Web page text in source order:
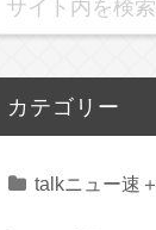
カテゴリー
talkニュー速＋